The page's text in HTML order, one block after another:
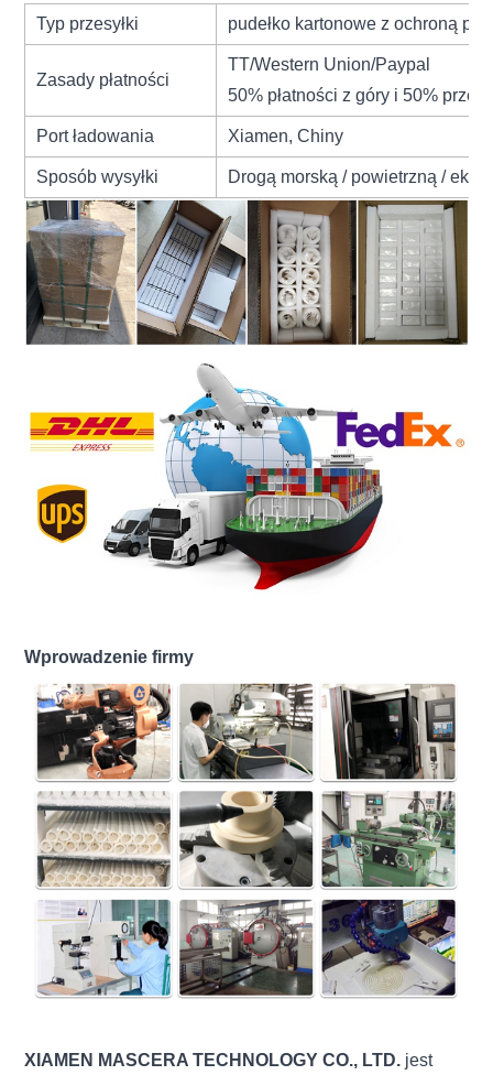
Typ przesyłki pudełko kartonowe z ochroną
Zasady płatności
TT/Western Union/Paypal
50% płatności z góry i 50% przed
Port ładowania Xiamen, Chiny
Sposób wysyłki Drogą morską / powietrzną /
Wprowadzenie firmy
XIAMEN MASCERA TECHNOLOGY CO., LTD. jest